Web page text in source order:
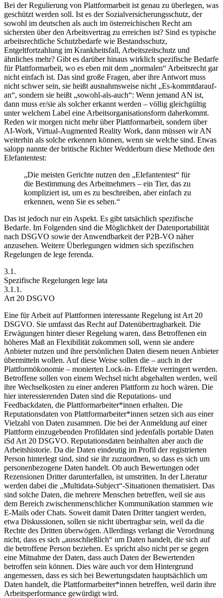
Bei der Regulierung von Plattformarbeit ist genau zu überlegen, was
geschützt werden soll. Ist es der Sozialversicherungsschutz, der
sowohl im deutschen als auch im österreichischen Recht am
sichersten über den Arbeitsvertrag zu erreichen ist? Sind es typische
arbeitsrechtliche Schutzbedarfe wie Bestandsschutz,
Entgeltfortzahlung im Krankheitsfall, Arbeitszeitschutz und
ähnliches mehr? Gibt es darüber hinaus wirklich spezifische Bedarfe
für Plattformarbeit, wo es eben mit dem „normalen“ Arbeitsrecht gar
nicht einfach ist. Das sind große Fragen, aber ihre Antwort muss
nicht schwer sein, sie heißt ausnahmsweise nicht „Es-kommtdarauf-
an“, sondern sie heißt „sowohl-als-auch“: Wenn jemand AN ist,
dann muss er/sie als solcher erkannt werden – völlig gleichgültig
unter welchem Label eine Arbeitsorganisationsform daherkommt.
Reden wir morgen nicht mehr über Plattformarbeit, sondern über
AI-Work, Virtual-Augmented Reality Work, dann müssen wirAN
weiterhin als solche erkennen können, wenn sie welche sind. Etwas
salopp nannte der britische RichterWedderburn diese Methode den
Elefantentest:
„Die meisten Gerichte nutzen den „Elefantentest“ für
die Bestimmung des Arbeitnehmers – ein Tier, das zu
kompliziert ist, um es zu beschreiben, aber einfach zu
erkennen, wenn Sie es sehen.“
Das ist jedoch nur ein Aspekt. Es gibt tatsächlich spezifische
Bedarfe. Im Folgenden sind die Möglichkeit der Datenportabilität
nach DSGVO sowie der Anwendbarkeit der P2B-VO näher
anzusehen. Weitere Überlegungen widmen sich spezifischen
Regelungen de lege ferenda.
3.1.
Spezifische Regelungen lege lata
3.1.1.
Art 20 DSGVO
Eine für Arbeit auf Plattformen interessante Regelung ist Art 20
DSGVO. Sie umfasst das Recht auf Datenübertragbarkeit. Die
Erwägungen hinter dieser Regelung waren, dass Betroffenen ein
höheres Maß an Flexibilität zukommen soll, wenn sie andere
Anbieter nutzen und ihre persönlichen Daten diesem neuen Anbieter
übermitteln wollen. Auf diese Weise sollen die – auch in der
Plattformökonomie – monierten Lock-in- Effekte verringert werden.
Betroffene sollen von einem Wechsel nicht abgehalten werden, weil
ihre Wechselkosten zu einer anderen Plattform zu hoch wären. Die
hier interessierenden Daten sind die Reputations- und
Feedbackdaten, die Plattformarbeiter*innen erhalten. Die
Reputationsdaten von Plattformarbeiter*innen setzen sich aus einer
Vielzahl von Daten zusammen. Die bei der Anmeldung auf einer
Plattform einzugebenden Profildaten sind jedenfalls portable Daten
iSd Art 20 DSGVO. Reputationsdaten beinhalten aber auch die
Arbeitshistorie. Da die Daten eindeutig im Profil der registrierten
Person hinterlegt sind, sind sie ihr zuzuordnen, so dass es sich um
personenbezogene Daten handelt. Ob auch Bewertungen oder
Rezensionen Dritter darunterfallen, ist umstritten. In der Literatur
werden dabei die „Multidata-Subject“-Situationen thematisiert. Das
sind solche Daten, die mehrere Menschen betreffen, weil sie aus
dem Bereich zwischenmenschlicher Kommunikation stammen wie
E-Mails oder Chats. Soweit damit Daten Dritter tangiert werden,
etwa Diskussionen, sollen sie nicht übertragbar sein, weil da die
Rechte des Dritten überwögen. Allerdings verlangt die Verordnung
nicht, dass es sich „ausschließlich“ um Daten handelt, die sich auf
die betroffene Person beziehen. Es spricht also nicht per se gegen
eine Mitnahme der Daten, dass auch Daten der Bewertenden
betroffen sein können. Dies wäre auch vor dem Hintergrund
angemessen, dass es sich bei Bewertungsdaten hauptsächlich um
Daten handelt, die Plattformarbeiter*innen betreffen, weil darin ihre
Arbeitsperformance gewürdigt wird.